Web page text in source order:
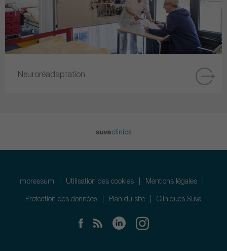
Neuroréadaptation
Impressum Utilisation des cookies Mentions légales
Protection des données Plan du site Cliniques Suva